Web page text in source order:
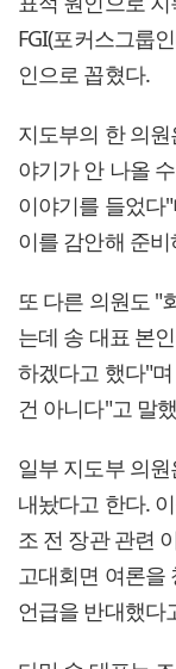
FGI(포커스그룹
인으로 꼽혔다.
지도부의 한 의
야기가 안 나올
이야기를 들었다
이를 감안해 준
또 다른 의원도 "
는데 송 대표 본
하겠다고 했다"
건 아니다"고 말
일부 지도부 의
내놨다고 한다.
조 전 장관 관련
고대회면 여론을
언급을 반대했다